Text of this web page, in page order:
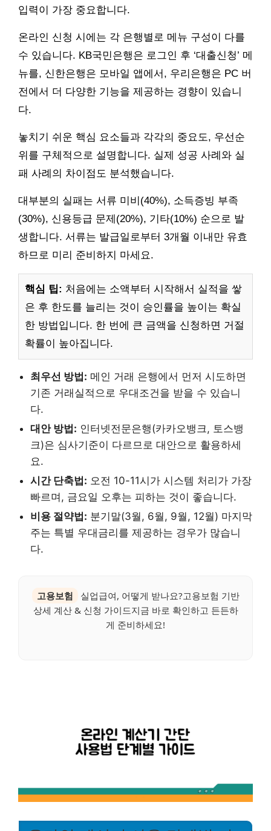
입력이 가장 중요합니다.
온라인 신청 시에는 각 은행별로 메뉴 구성이 다를
수 있습니다. KB국민은행은 로그인 후 ‘대출신청’ 메
뉴를, 신한은행은 모바일 앱에서, 우리은행은 PC 버
전에서 더 다양한 기능을 제공하는 경향이 있습니
다.
놓치기 쉬운 핵심 요소들과 각각의 중요도, 우선순
위를 구체적으로 설명합니다. 실제 성공 사례와 실
패 사례의 차이점도 분석했습니다.
대부분의 실패는 서류 미비(40%), 소득증빙 부족
(30%), 신용등급 문제(20%), 기타(10%) 순으로 발
생합니다. 서류는 발급일로부터 3개월 이내만 유효
하므로 미리 준비하지 마세요.
핵심 팁: 처음에는 소액부터 시작해서 실적을 쌓
은 후 한도를 늘리는 것이 승인률을 높이는 확실
한 방법입니다. 한 번에 큰 금액을 신청하면 거절
확률이 높아집니다.
최우선 방법: 메인 거래 은행에서 먼저 시도하면
기존 거래실적으로 우대조건을 받을 수 있습니
다.
대안 방법: 인터넷전문은행(카카오뱅크, 토스뱅
크)은 심사기준이 다르므로 대안으로 활용하세
요.
시간 단축법: 오전 10-11시가 시스템 처리가 가장
빠르며, 금요일 오후는 피하는 것이 좋습니다.
비용 절약법: 분기말(3월, 6월, 9월, 12월) 마지막
주는 특별 우대금리를 제공하는 경우가 많습니
다.
고용보험
실업급여, 어떻게 받나요?고용보험 기반
상세 계산 & 신청 가이드지금 바로 확인하고 든든하
게 준비하세요!